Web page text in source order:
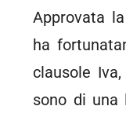
Approvata
ha
clausole
sono di una